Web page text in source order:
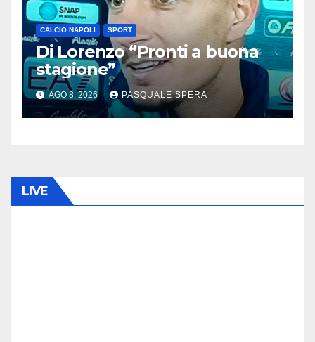
CALCIO NAPOLI SPORT
Di Lorenzo “Pronti a buona
stagione”
AGO 8, 2026 PASQUALE SPERA
LIVE